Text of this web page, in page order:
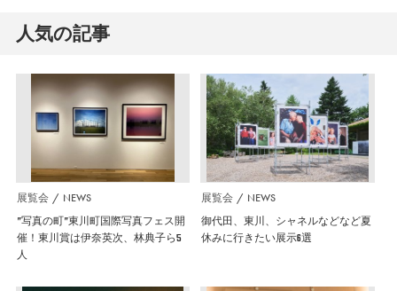
人気の記事
展覧会 NEWS
”写真の町”東川町国際写真フェス開
催！東川賞は伊奈英次、林典子ら5
人
展覧会 NEWS
御代田、東川、シャネルなどなど夏
休みに行きたい展示6選